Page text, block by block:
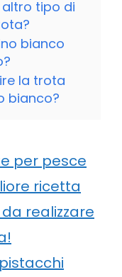
altro tipo di
bianco
la trota
bianco?
per pesce
ricetta
realizzare